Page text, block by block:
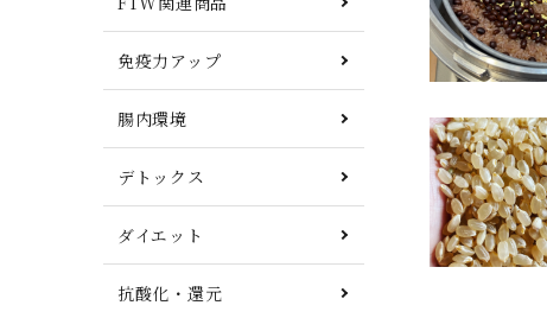
免疫力アップ
腸内環境
デトックス
ダイエット
抗酸化・還元